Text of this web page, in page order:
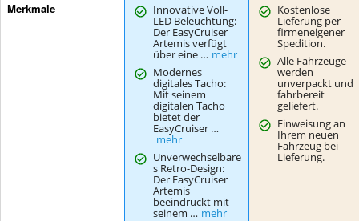
Merkmale
Innovative Voll-
LED Beleuchtung:
Der EasyCruiser
Artemis verfügt
über eine … mehr
Modernes
digitales Tacho:
Mit seinem
digitalen Tacho
bietet der
EasyCruiser …
mehr
Unverwechselbare
s Retro-Design:
Der EasyCruiser
Artemis
beeindruckt mit
seinem … mehr
Kostenlose
Lieferung per
firmeneigener
Spedition.
Alle Fahrzeuge
werden
unverpackt und
fahrbereit
geliefert.
Einweisung an
Ihrem neuen
Fahrzeug bei
Lieferung.